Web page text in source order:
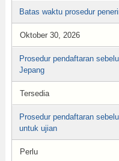
Batas waktu prosedur
Oktober 30, 2026
Prosedur pendaftaran
Jepang
Tersedia
Prosedur pendaftaran
untuk ujian
Perlu